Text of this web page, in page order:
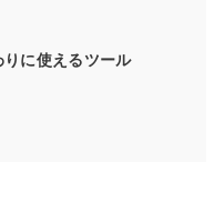
に使えるツール